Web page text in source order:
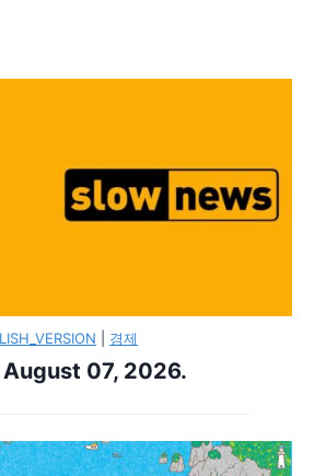
경제
07, 2026.